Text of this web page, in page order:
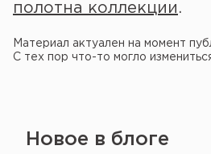
полотна коллекции .
Материал актуален на момент
С тех пор что-то могло
Новое в блоге